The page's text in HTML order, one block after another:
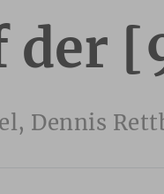
Dennis